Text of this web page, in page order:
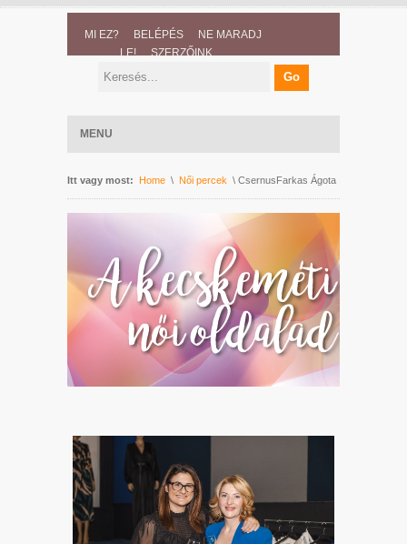
MI EZ? BELÉPÉS
NE MARADJ
LE!
SZERZŐINK
MENU
Itt vagy most: Home \ Női percek \ CsernusFarkas Ágota